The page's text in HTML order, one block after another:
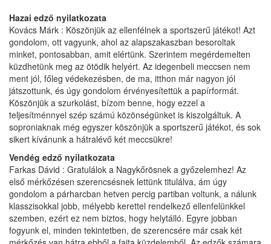
Hazai edző nyilatkozata
Kovács Márk : Köszönjük az ellenfélnek a sportszerű játékot! Azt
gondolom, ott vagyunk, ahol az alapszakaszban besoroltak
minket, pontosabban, amit elértünk. Szerintem megérdemelten
küzdhetünk meg az ötödik helyért. Az idegenbeli meccsen nem
ment jól, főleg védekezésben, de ma, itthon már nagyon jól
játszottunk, és úgy gondolom érvényesítettük a papírformát.
Köszönjük a szurkolást, bízom benne, hogy ezzel a
teljesítménnyel szép számú közönségünket is kiszolgáltuk. A
soproniaknak még egyszer köszönjük a sportszerű játékot, és sok
sikert kívánunk a hátralévő két meccsükre!
Vendég edző nyilatkozata
Farkas Dávid : Gratulálok a Nagykőrösnek a győzelemhez! Az
első mérkőzésen szerencsésnek lettünk titulálva, ám úgy
gondolom a párharcban hetven percig partiban voltunk, a nálunk
klasszisokkal jobb, mélyebb kerettel rendelkező ellenfelünkkel
szemben, ezért ez nem biztos, hogy helytálló. Egyre jobban
fogyunk el, minden tekintetben, de szerencsére már csak két